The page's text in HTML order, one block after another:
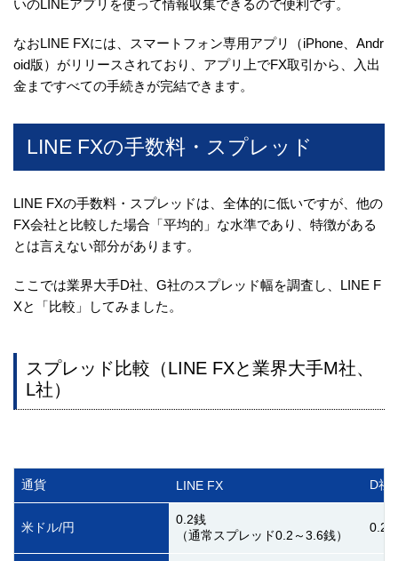
いのLINEアプリを使って情報収集できるので便利です。
なおLINE FXには、スマートフォン専用アプリ（iPhone、Andr
oid版）がリリースされており、アプリ上でFX取引から、入出
金まですべての手続きが完結できます。
LINE FXの手数料・スプレッド
LINE FXの手数料・スプレッドは、全体的に低いですが、他の
FX会社と比較した場合「平均的」な水準であり、特徴がある
とは言えない部分があります。
ここでは業界大手D社、G社のスプレッド幅を調査し、LINE F
Xと「比較」してみました。
スプレッド比較（LINE FXと業界大手M社、
L社）
通貨 LINE FX D社
米ドル/円
0.2銭
（通常スプレッド0.2～3.6銭）
0.2